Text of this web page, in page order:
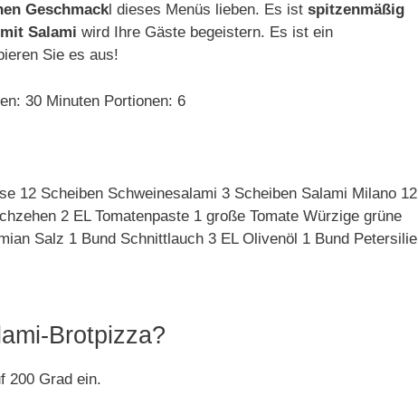
Geschmackl dieses Menüs lieben. Es ist spitzenmäßig
Salami wird Ihre Gäste begeistern. Es ist ein
Sie es aus!
30 Minuten Portionen: 6
12 Scheiben Schweinesalami 3 Scheiben Salami Milano 12
2 EL Tomatenpaste 1 große Tomate Würzige grüne
Salz 1 Bund Schnittlauch 3 EL Olivenöl 1 Bund Petersilie
Brotpizza?
200 Grad ein.